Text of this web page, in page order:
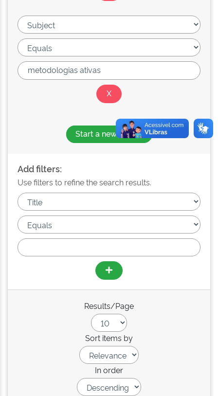
Start a new search
Add filters:
Use filters to refine the search results.
Results/Page
Sort items by
In order